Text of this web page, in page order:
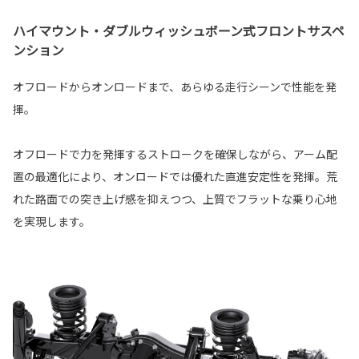
ハイマウント・ダブルウィッシュボーン式フロントサスペ
ンション
オフロードからオンロードまで、あらゆる走行シーンで性能を発
揮。
オフロードで力を発揮するストロークを確保しながら、アーム配
置の最適化により、オンロードでは優れた直進安定性を発揮。荒
れた路面での突き上げ感を抑えつつ、上質でフラットな乗り心地
を実現します。